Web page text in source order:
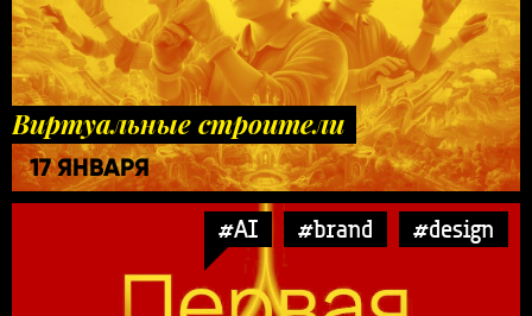
Виртуальные строители
17 ЯНВАРЯ
#AI #brand #design